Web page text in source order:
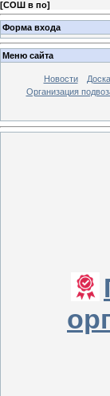
[СОШ в по]
Форма входа
Меню сайта
Новости
Организация